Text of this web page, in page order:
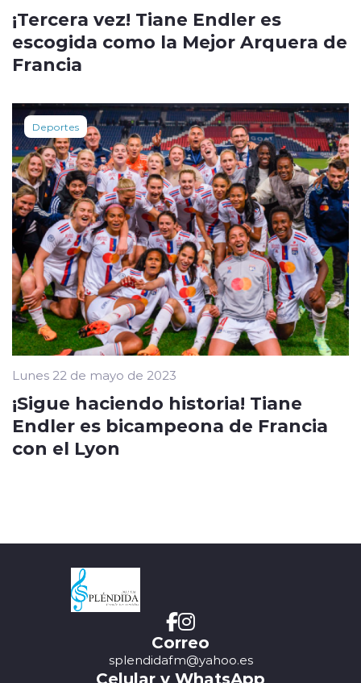
¡Tercera vez! Tiane Endler es
escogida como la Mejor Arquera de
Francia
Deportes
Lunes 22 de mayo de 2023
¡Sigue haciendo historia! Tiane
Endler es bicampeona de Francia
con el Lyon
Correo
splendidafm@yahoo.es
Celular y WhatsApp